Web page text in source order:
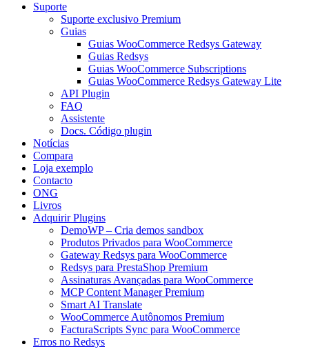
Suporte
Suporte exclusivo Premium
Guias
Guias WooCommerce Redsys Gateway
Guias Redsys
Guias WooCommerce Subscriptions
Guias WooCommerce Redsys Gateway Lite
API Plugin
FAQ
Assistente
Docs. Código plugin
Notícias
Compara
Loja exemplo
Contacto
ONG
Livros
Adquirir Plugins
DemoWP – Cria demos sandbox
Produtos Privados para WooCommerce
Gateway Redsys para WooCommerce
Redsys para PrestaShop Premium
Assinaturas Avançadas para WooCommerce
MCP Content Manager Premium
Smart AI Translate
WooCommerce Autônomos Premium
FacturaScripts Sync para WooCommerce
Erros no Redsys